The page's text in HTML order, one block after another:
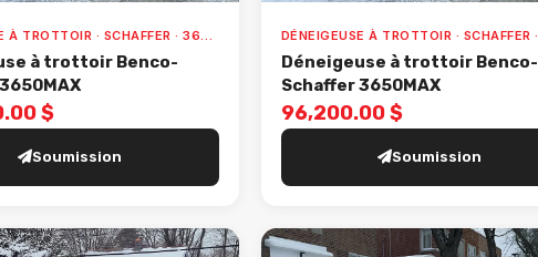
à trottoir Benco-
$
Soumission
Déneigeuse à trottoir Benco-
Schaffer 3650MAX
96,200.00 $
Soumission